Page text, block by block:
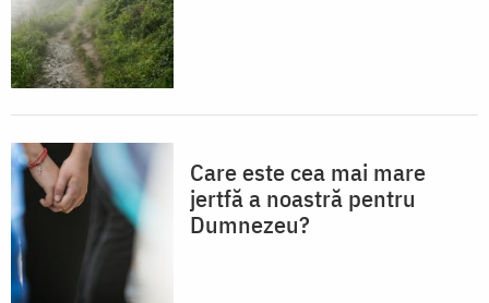
Care este cea mai mare
jertfă a noastră pentru
Dumnezeu?